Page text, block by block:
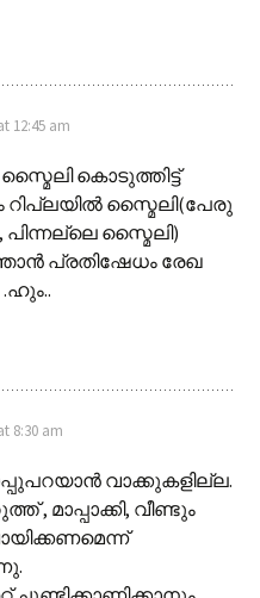
12:45 am
കൊടുത്തിട്ട്
റിപ്ലയില്‍ സ്മൈലി(പേരു
സ്മൈലി)
പ്രതിഷേധം രേഖ
8:30 am
വാക്കുകളില്ല.
, മാപ്പാക്കി, വീണ്ടും